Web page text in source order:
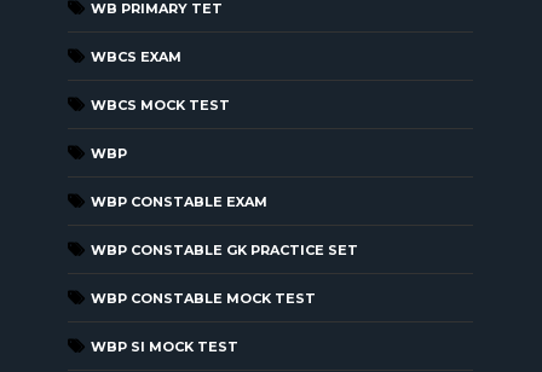
WB PRIMARY TET
WBCS EXAM
WBCS MOCK TEST
WBP
WBP CONSTABLE EXAM
WBP CONSTABLE GK PRACTICE SET
WBP CONSTABLE MOCK TEST
WBP SI MOCK TEST